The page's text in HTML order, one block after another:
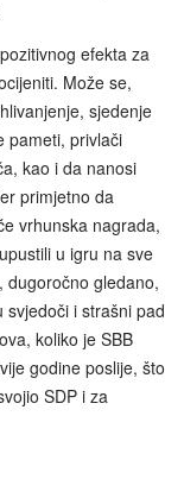
efekta za
Može se,
sjedenje
pameti, privlači
kao i da nanosi
primjetno da
vrhunska nagrada,
u igru na sve
dugoročno gledano,
i strašni pad
koliko je SBB
godine poslije, što
SDP i za